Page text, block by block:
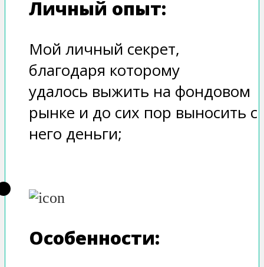
Личный опыт:
Мой личный секрет,
благодаря которому
удалось выжить на фондовом
рынке и до сих пор выносить с
него деньги;
Особенности: